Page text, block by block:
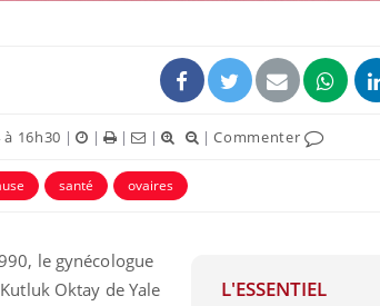
16h30 | | | | |Commenter
santé ovaires
L'ESSENTIEL
le gynécologue
Kutluk Oktay de Yale